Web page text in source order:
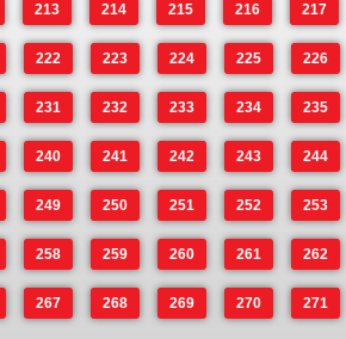
213 214 215 216 217
222 223 224 225 226
231 232 233 234 235
240 241 242 243 244
249 250 251 252 253
258 259 260 261 262
267 268 269 270 271